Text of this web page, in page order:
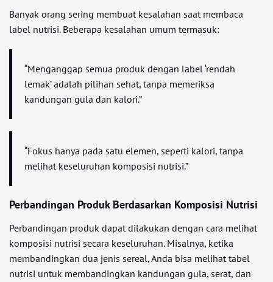
Banyak orang sering membuat kesalahan saat membaca
label nutrisi. Beberapa kesalahan umum termasuk:
“Menganggap semua produk dengan label ‘rendah
lemak’ adalah pilihan sehat, tanpa memeriksa
kandungan gula dan kalori.”
“Fokus hanya pada satu elemen, seperti kalori, tanpa
melihat keseluruhan komposisi nutrisi.”
Perbandingan Produk Berdasarkan Komposisi Nutrisi
Perbandingan produk dapat dilakukan dengan cara melihat
komposisi nutrisi secara keseluruhan. Misalnya, ketika
membandingkan dua jenis sereal, Anda bisa melihat tabel
nutrisi untuk membandingkan kandungan gula, serat, dan